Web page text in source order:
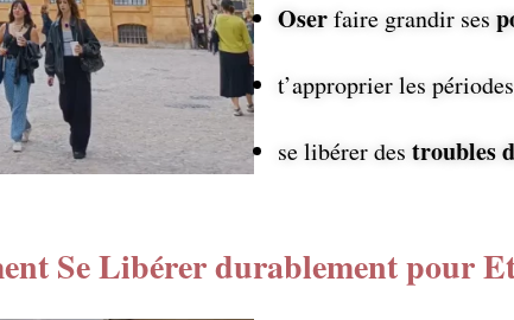
Oserfaire grandir ses
t’approprier les
se libérer des troubles
Se Libérer durablement pour